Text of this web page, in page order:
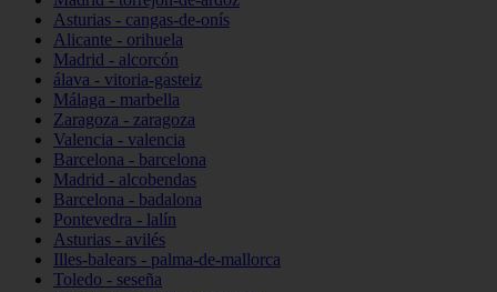
Asturias - cangas-de-onís
Alicante - orihuela
Madrid - alcorcón
álava - vitoria-gasteiz
Málaga - marbella
Zaragoza - zaragoza
Valencia - valencia
Barcelona - barcelona
Madrid - alcobendas
Barcelona - badalona
Pontevedra - lalín
Asturias - avilés
Illes-balears - palma-de-mallorca
Toledo - seseña